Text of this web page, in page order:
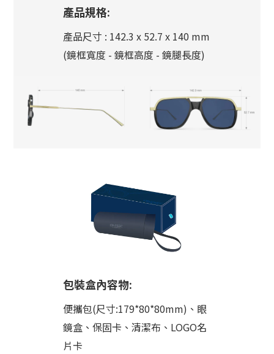
產品規格:
產品尺寸 : 142.3 x 52.7 x 140 mm
(鏡框寬度 - 鏡框高度 - 鏡腿長度)
包裝盒內容物:
便攜包(尺寸:179*80*80mm)、眼
鏡盒、保固卡、清潔布、LOGO名
片卡